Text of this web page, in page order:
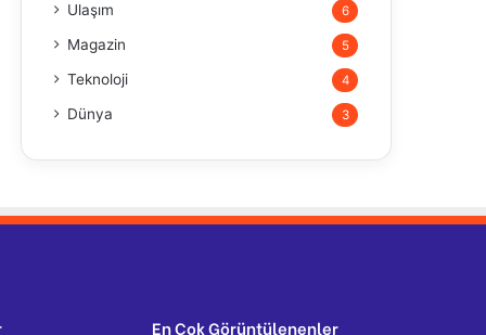
Ulaşım 6
Magazin 5
Teknoloji 4
Dünya 3
En Çok Görüntülenenler